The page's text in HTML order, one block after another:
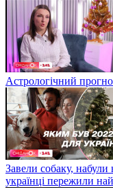
Астрологічний
Завели собаку,
українці пережили